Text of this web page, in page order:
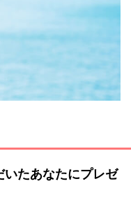
いたあなたにプレゼ